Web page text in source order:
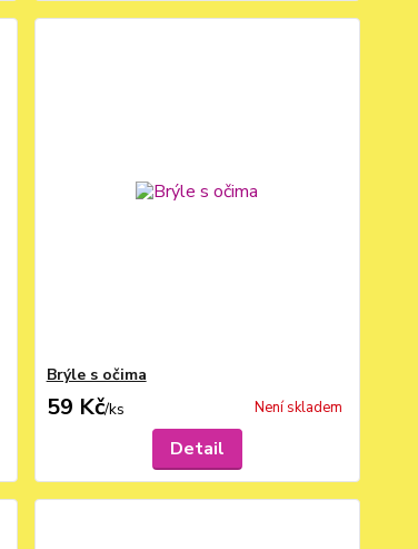
Brýle s očima
59 Kč/ks Není skladem
Detail